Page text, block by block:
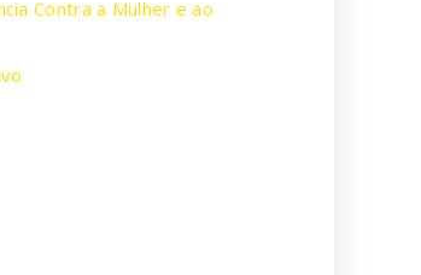
Contra a Mulher e ao